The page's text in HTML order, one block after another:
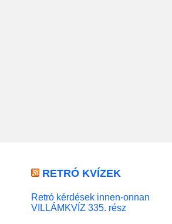
RETRÓ KVÍZEK
Retró kérdések innen-onnan
VILLÁMKVÍZ 335. rész